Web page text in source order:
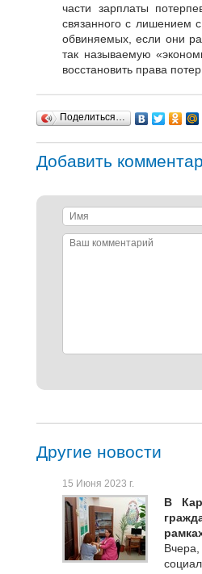
части зарплаты
связанного с лишением
обвиняемых, если они
так называемую
восстановить права
Поделиться…
Добавить
Имя
Ваш
Другие новости
15 Июня 2023 г.
В